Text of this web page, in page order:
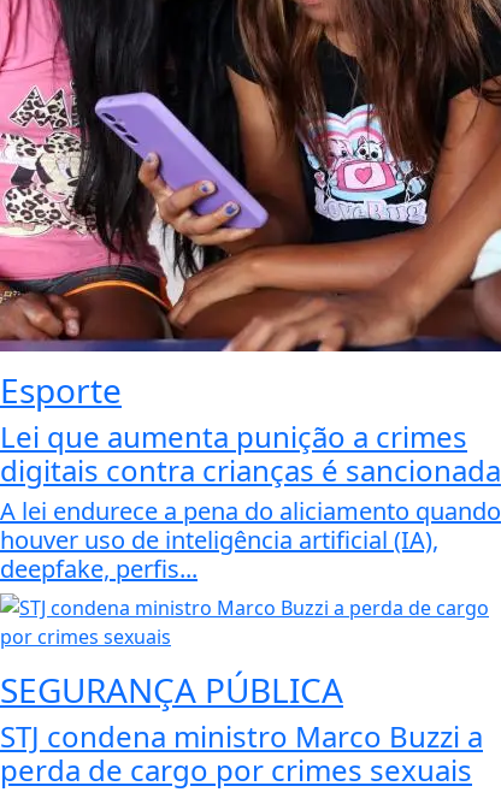
Esporte
Lei que aumenta punição a crimes
digitais contra crianças é sancionada
A lei endurece a pena do aliciamento quando
houver uso de inteligência artificial (IA),
deepfake, perfis...
SEGURANÇA PÚBLICA
STJ condena ministro Marco Buzzi a
perda de cargo por crimes sexuais